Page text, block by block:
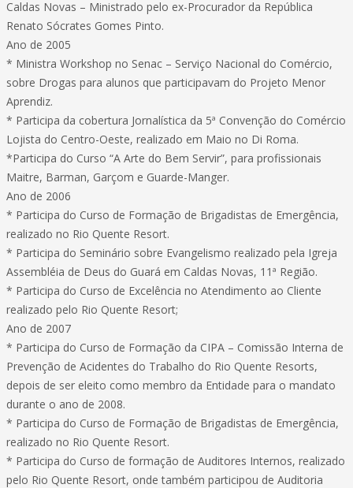
Caldas Novas – Ministrado pelo ex-Procurador da República
Renato Sócrates Gomes Pinto.
Ano de 2005
* Ministra Workshop no Senac – Serviço Nacional do Comércio,
sobre Drogas para alunos que participavam do Projeto Menor
Aprendiz.
* Participa da cobertura Jornalística da 5ª Convenção do Comércio
Lojista do Centro-Oeste, realizado em Maio no Di Roma.
*Participa do Curso “A Arte do Bem Servir”, para profissionais
Maitre, Barman, Garçom e Guarde-Manger.
Ano de 2006
* Participa do Curso de Formação de Brigadistas de Emergência,
realizado no Rio Quente Resort.
* Participa do Seminário sobre Evangelismo realizado pela Igreja
Assembléia de Deus do Guará em Caldas Novas, 11ª Região.
* Participa do Curso de Excelência no Atendimento ao Cliente
realizado pelo Rio Quente Resort;
Ano de 2007
* Participa do Curso de Formação da CIPA – Comissão Interna de
Prevenção de Acidentes do Trabalho do Rio Quente Resorts,
depois de ser eleito como membro da Entidade para o mandato
durante o ano de 2008.
* Participa do Curso de Formação de Brigadistas de Emergência,
realizado no Rio Quente Resort.
* Participa do Curso de formação de Auditores Internos, realizado
pelo Rio Quente Resort, onde também participou de Auditoria